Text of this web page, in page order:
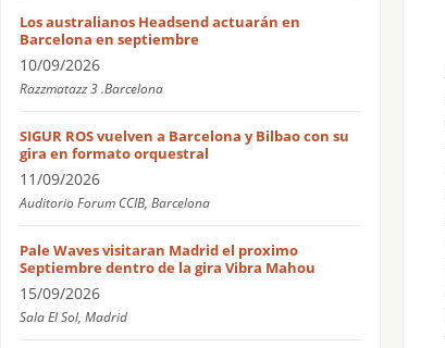
Los australianos Headsend actuarán en
Barcelona en septiembre
10/09/2026
Razzmatazz 3 .Barcelona
SIGUR ROS vuelven a Barcelona y Bilbao con su
gira en formato orquestral
11/09/2026
Auditorio Forum CCIB, Barcelona
Pale Waves visitaran Madrid el proximo
Septiembre dentro de la gira Vibra Mahou
15/09/2026
Sala El Sol, Madrid